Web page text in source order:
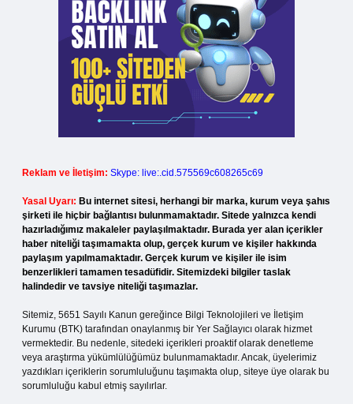
Reklam ve İletişim: Skype: live:.cid.575569c608265c69
Yasal Uyarı: Bu internet sitesi, herhangi bir marka, kurum veya şahıs
şirketi ile hiçbir bağlantısı bulunmamaktadır. Sitede yalnızca kendi
hazırladığımız makaleler paylaşılmaktadır. Burada yer alan içerikler
haber niteliği taşımamakta olup, gerçek kurum ve kişiler hakkında
paylaşım yapılmamaktadır. Gerçek kurum ve kişiler ile isim
benzerlikleri tamamen tesadüfidir. Sitemizdeki bilgiler taslak
halindedir ve tavsiye niteliği taşımazlar.
Sitemiz, 5651 Sayılı Kanun gereğince Bilgi Teknolojileri ve İletişim
Kurumu (BTK) tarafından onaylanmış bir Yer Sağlayıcı olarak hizmet
vermektedir. Bu nedenle, sitedeki içerikleri proaktif olarak denetleme
veya araştırma yükümlülüğümüz bulunmamaktadır. Ancak, üyelerimiz
yazdıkları içeriklerin sorumluluğunu taşımakta olup, siteye üye olarak bu
sorumluluğu kabul etmiş sayılırlar.